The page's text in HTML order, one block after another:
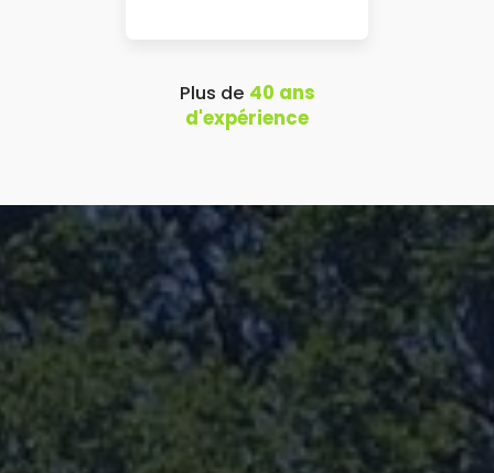
Plus de 40 ans
d'expérience